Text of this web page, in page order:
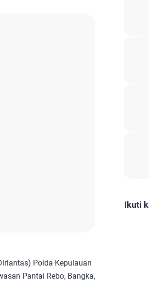
Polda Kepulauan
Pantai Rebo, Bangka,
Ikuti